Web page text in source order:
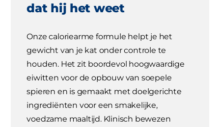
dat hij het weet
Onze caloriearme formule helpt je het
gewicht van je kat onder controle te
houden. Het zit boordevol hoogwaardige
eiwitten voor de opbouw van soepele
spieren en is gemaakt met doelgerichte
ingrediënten voor een smakelijke,
voedzame maaltijd. Klinisch bewezen